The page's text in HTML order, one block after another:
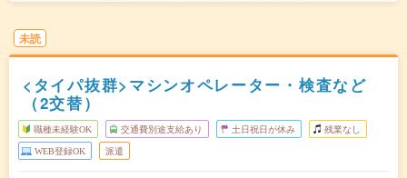
未読
<タイパ抜群>マシンオペレーター・検査など
（2交替）
職種未経験OK 交通費別途支給あり 土日祝日が休み 残業なし
WEB登録OK 派遣